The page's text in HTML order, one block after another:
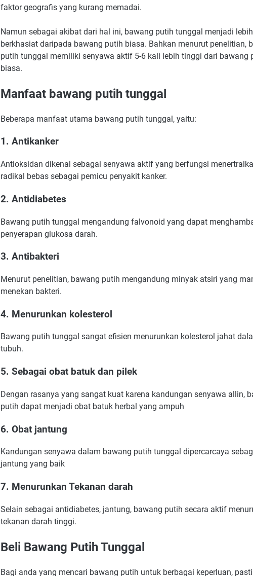
faktor geografis yang kurang memadai.
Namun sebagai akibat dari hal ini, bawang putih tunggal menjadi lebih
berkhasiat daripada bawang putih biasa. Bahkan menurut penelitian,
putih tunggal memiliki senyawa aktif 5-6 kali lebih tinggi dari bawang
biasa.
Manfaat bawang putih tunggal
Beberapa manfaat utama bawang putih tunggal, yaitu:
1. Antikanker
Antioksidan dikenal sebagai senyawa aktif yang berfungsi
radikal bebas sebagai pemicu penyakit kanker.
2. Antidiabetes
Bawang putih tunggal mengandung falvonoid yang dapat
penyerapan glukosa darah.
3. Antibakteri
Menurut penelitian, bawang putih mengandung minyak atsiri yang
menekan bakteri.
4. Menurunkan kolesterol
Bawang putih tunggal sangat efisien menurunkan kolesterol jahat
tubuh.
5. Sebagai obat batuk dan pilek
Dengan rasanya yang sangat kuat karena kandungan senyawa allin,
putih dapat menjadi obat batuk herbal yang ampuh
6. Obat jantung
Kandungan senyawa dalam bawang putih tunggal dipercarcaya
jantung yang baik
7. Menurunkan Tekanan darah
Selain sebagai antidiabetes, jantung, bawang putih secara aktif
tekanan darah tinggi.
Beli Bawang Putih Tunggal
Bagi anda yang mencari bawang putih untuk berbagai keperluan,